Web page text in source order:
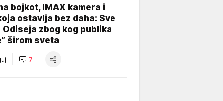
bojkot, IMAX kamera i
ostavlja bez daha: Sve
Odiseja zbog kog publika
širom sveta
7